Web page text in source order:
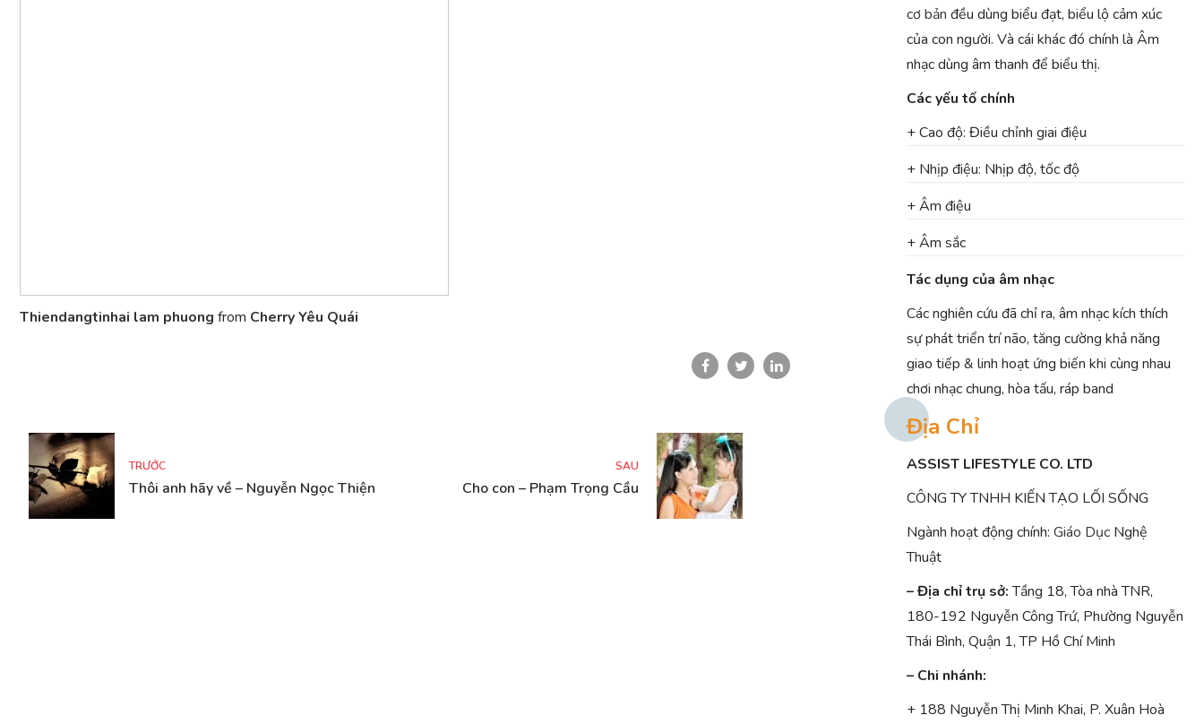
Thiendangtinhai lam phuong from Cherry Yêu Quái
TRƯỚC
Thôi anh hãy về – Nguyễn Ngọc Thiện
SAU
Cho con – Phạm Trọng Cầu
cơ bản đều dùng biểu đạt, biểu lộ cảm xúc
của con người. Và cái khác đó chính là Âm
nhạc dùng âm thanh để biểu thị.
Các yếu tố chính
+ Cao độ: Điều chỉnh giai điệu
+ Nhịp điệu: Nhịp độ, tốc độ
+ Âm điệu
+ Âm sắc
Tác dụng của âm nhạc
Các nghiên cứu đã chỉ ra, âm nhạc kích thích
sự phát triển trí não, tăng cường khả năng
giao tiếp & linh hoạt ứng biến khi cùng nhau
chơi nhạc chung, hòa tấu, ráp band
Địa Chỉ
ASSIST LIFESTYLE CO. LTD
CÔNG TY TNHH KIẾN TẠO LỐI SỐNG
Ngành hoạt động chính: Giáo Dục Nghệ
Thuật
– Địa chỉ trụ sở:Tầng 18, Tòa nhà TNR,
180-192 Nguyễn Công Trứ, Phường Nguyễn
Thái Bình, Quận 1, TP Hồ Chí Minh
– Chi nhánh:
+ 188 Nguyễn Thị Minh Khai, P. Xuân Hoà